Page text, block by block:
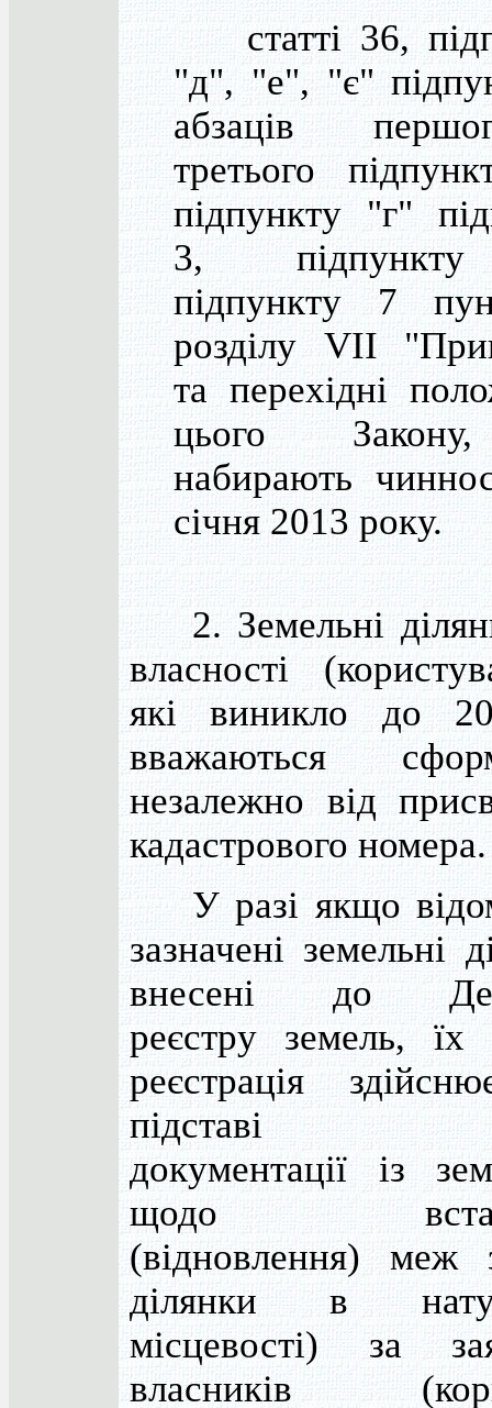
статті 36,
"д", "е", "є"
абзаців
третього
підпункту "г"
3,
підпункту 7
розділу VII
та перехідні
цього
набирають
січня 2013 року.
2. Земельні
власності
які виникло до
вважаються
незалежно від
кадастрового номера.
У разі якщо
зазначені земельні
внесені до
реєстру земель, їх
реєстрація
підставі
документації із
щодо
(відновлення) меж
ділянки в
місцевості) за
власників